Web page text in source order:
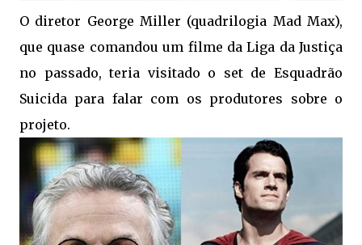
O diretor George Miller (quadrilogia Mad Max),
que quase comandou um filme da Liga da Justiça
no passado, teria visitado o set de Esquadrão
Suicida para falar com os produtores sobre o
projeto.